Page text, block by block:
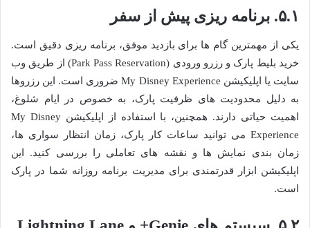
۵.۱. برنامه ریزی پیش از سفر
یکی از مهمترین گام ها برای بازدید موفق، برنامه ریزی دقیق است.
خرید بلیط پارک و رزرو ورودی (Park Pass Reservation) از طریق وب
سایت یا اپلیکیشن My Disney Experience ضروری است. این رزروها
به دلیل محدودیت های ظرفیت پارک، به خصوص در ایام شلوغ،
اهمیت حیاتی دارند. همچنین، با استفاده از اپلیکیشن My Disney
Experience می توانید ساعات کار پارک، زمان انتظار سواری ها،
زمان بندی نمایش ها و نقشه های تعاملی را بررسی کنید. این
اپلیکیشن ابزار قدرتمندی برای مدیریت برنامه روزانه شما در پارک
است.